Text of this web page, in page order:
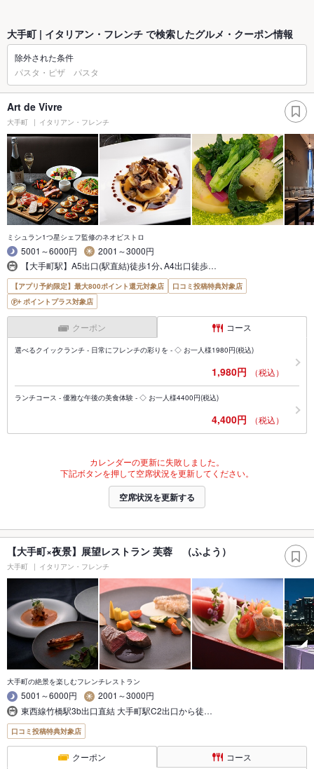
大手町 | イタリアン・フレンチ で検索したグルメ・クーポン情報
除外された条件
パスタ・ピザ パスタ
Art de Vivre
大手町 イタリアン・フレンチ
ミシュラン1つ星シェフ監修のネオビストロ
5001～6000円
2001～3000円
【大手町駅】A5出口(駅直結)徒歩1分､A4出口徒歩…
【アプリ予約限定】最大800ポイント還元対象店
口コミ投稿特典対象店
ポイントプラス対象店
クーポン コース
選べるクイックランチ - 日常にフレンチの彩りを - ◇ お一人様1980円(税込)
1,980円 （税込）
ランチコース - 優雅な午後の美食体験 - ◇ お一人様4400円(税込)
4,400円 （税込）
カレンダーの更新に失敗しました。
下記ボタンを押して空席状況を更新してください。
空席状況を更新する
【大手町×夜景】展望レストラン 芙蓉 （ふよう）
大手町 イタリアン・フレンチ
大手町の絶景を楽しむフレンチレストラン
5001～6000円
2001～3000円
東西線竹橋駅3b出口直結 大手町駅C2出口から徒…
口コミ投稿特典対象店
クーポン コース